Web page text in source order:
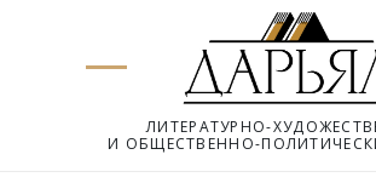
ЛИТЕРАТУРНО-
И ОБЩЕСТВЕННО-